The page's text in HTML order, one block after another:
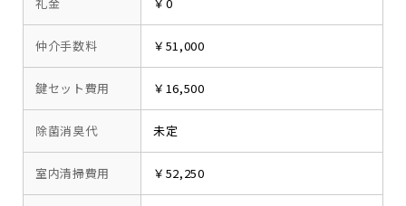
仲介手数料 ￥51,000
鍵セット費用 ￥16,500
除菌消臭代 未定
室内清掃費用 ￥52,250